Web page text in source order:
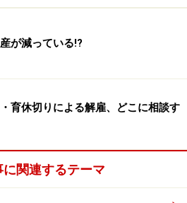
日
が減っている!?
育休切りによる解雇、どこに相談す
に関連するテーマ